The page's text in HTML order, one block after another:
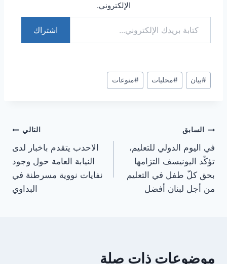
الإلكتروني.
كتابة بريدك الإلكتروني...
اشتراك
وسوم
المقال:
#بيان #محليات #منوعات
تصفّح
المقالات
السابق
في اليوم الدولي للتعليم،
تؤكّد اليونيسف التزامها
بحق كلّ طفل في التعليم
من أجل لبنان أفضل
التالي
الاحدب يتقدم باخبار لدى
النيابة العامة حول وجود
نفايات نووية مسرطنة في
البداوي
موضوعات ذات صلة